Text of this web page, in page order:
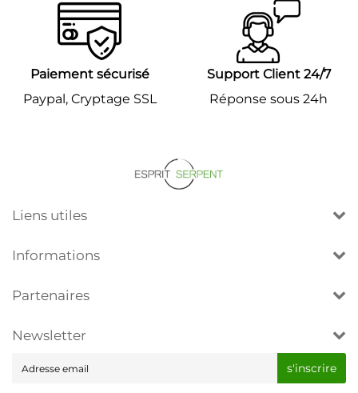
Paiement sécurisé
Paypal, Cryptage SSL
Support Client 24/7
Réponse sous 24h
Liens utiles
Informations
Partenaires
Newsletter
mail
s'inscrire